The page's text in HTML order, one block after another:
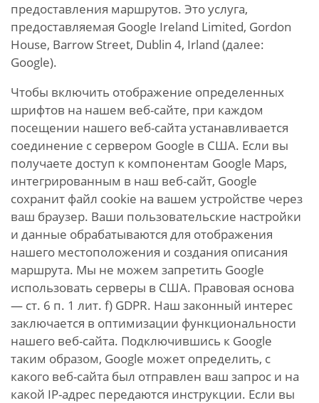
предоставления маршрутов. Это услуга,
предоставляемая Google Ireland Limited, Gordon
House, Barrow Street, Dublin 4, Irland (далее:
Google).
Чтобы включить отображение определенных
шрифтов на нашем веб-сайте, при каждом
посещении нашего веб-сайта устанавливается
соединение с сервером Google в США. Если вы
получаете доступ к компонентам Google Maps,
интегрированным в наш веб-сайт, Google
сохранит файл cookie на вашем устройстве через
ваш браузер. Ваши пользовательские настройки
и данные обрабатываются для отображения
нашего местоположения и создания описания
маршрута. Мы не можем запретить Google
использовать серверы в США. Правовая основа
— ст. 6 п. 1 лит. f) GDPR. Наш законный интерес
заключается в оптимизации функциональности
нашего веб-сайта. Подключившись к Google
таким образом, Google может определить, с
какого веб-сайта был отправлен ваш запрос и на
какой IP-адрес передаются инструкции. Если вы